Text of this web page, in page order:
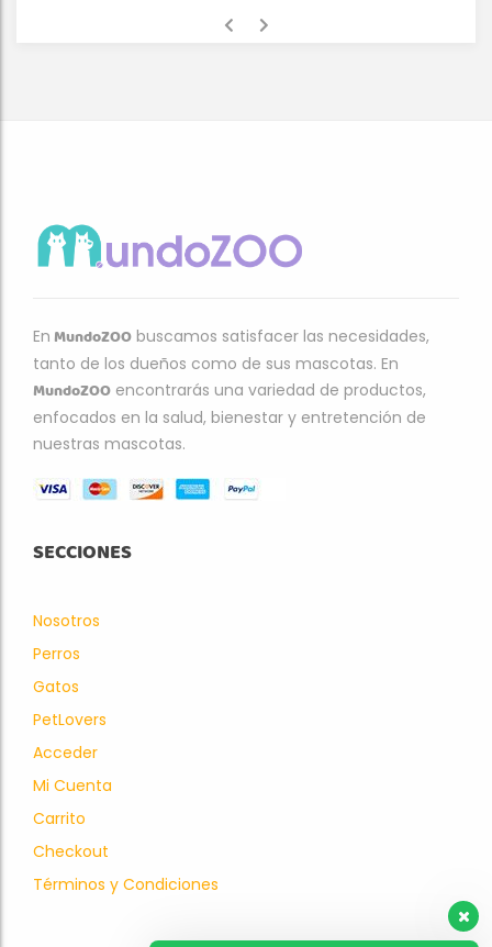
En MundoZOO buscamos satisfacer las necesidades,
tanto de los dueños como de sus mascotas. En
MundoZOO encontrarás una variedad de productos,
enfocados en la salud, bienestar y entretención de
nuestras mascotas.
SECCIONES
Nosotros
Perros
Gatos
PetLovers
Acceder
Mi Cuenta
Carrito
Checkout
Términos y Condiciones